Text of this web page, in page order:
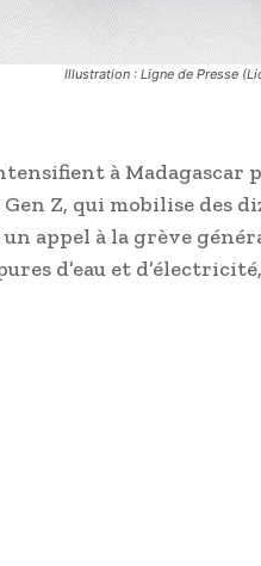
Illustration : Ligne de Presse
à
Z, qui mobilise des
appel à la grève
d’eau et